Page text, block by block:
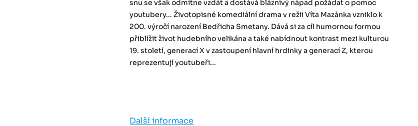
snu se však odmítne vzdát a dostává bláznivý nápad požádat o pomoc
youtubery... Životopisné komediální drama v režii Víta Mazánka vzniklo k
200. výročí narození Bedřicha Smetany. Dává si za cíl humornou formou
přiblížit život hudebního velikána a také nabídnout kontrast mezi kulturou
19. století, generací X v zastoupení hlavní hrdinky a generací Z, kterou
reprezentují youtubeři...
Další informace